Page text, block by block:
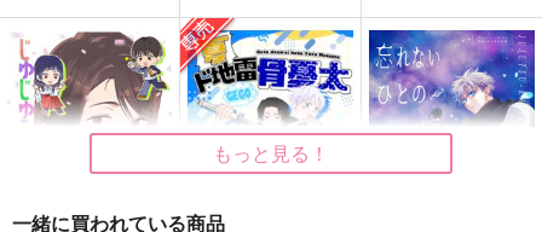
結婚するのか…俺以外
のやつと…
ビリーバーズ・ハイ
715円（税込）
五条悟×伊地知潔高
サンプル
さしす御三家
黒糖書房
1,430円（税込）
オールキャラ
サンプル
さしす de バブル！
黒糖書房
1,430円（税込）
オールキャラ
サンプル
もっと見る！
一緒に買われている商品